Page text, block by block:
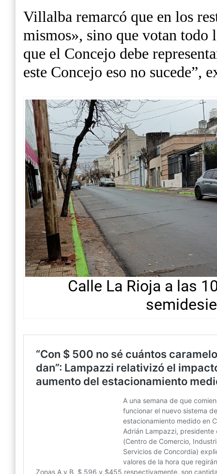
Villalba remarcó que en los
mismos», sino que votan todo
que el Concejo debe
este Concejo eso no sucede”,
Calle La Rioja a las